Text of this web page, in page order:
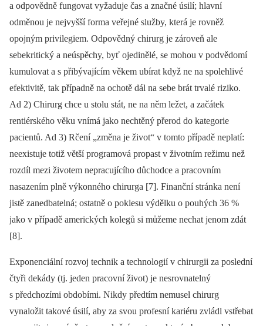
a odpovědně fungovat vyžaduje čas a značné úsilí; hlavní
odměnou je nejvyšší forma veřejné služby, která je rovněž
opojným privilegiem. Odpovědný chirurg je zároveň ale
sebekritický a neúspěchy, byť ojedinělé, se mohou v podvědomí
kumulovat a s přibývajícím věkem ubírat když ne na spolehlivé
efektivitě, tak případně na ochotě dál na sebe brát trvalé riziko.
Ad 2) Chirurg chce u stolu stát, ne na něm ležet, a začátek
rentiérského věku vnímá jako nechtěný přerod do kategorie
pacientů. Ad 3) Rčení „změna je život“ v tomto případě neplatí:
neexistuje totiž větší programová propast v životním režimu než
rozdíl mezi životem nepracujícího důchodce a pracovním
nasazením plně výkonného chirurga [7]. Finanční stránka není
jistě zanedbatelná; ostatně o poklesu výdělku o pouhých 36 %
jako v případě amerických kolegů si můžeme nechat jenom zdát
[8].
Exponenciální rozvoj technik a technologií v chirurgii za poslední
čtyři dekády (tj. jeden pracovní život) je nesrovnatelný
s předchozími obdobími. Nikdy předtím nemusel chirurg
vynaložit takové úsilí, aby za svou profesní kariéru zvládl vstřebat